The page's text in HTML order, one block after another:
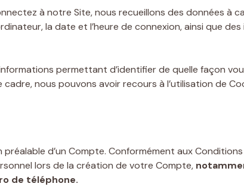
à notre Site, nous recueillons des données à
la date et l’heure de connexion, ainsi que
permettant d’identifier de quelle façon
nous pouvons avoir recours à l’utilisation de
d’un Compte. Conformément aux
lors de la création de votre Compte,
de téléphone.